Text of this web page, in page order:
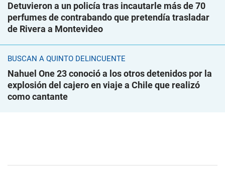
Detuvieron a un policía tras incautarle más de 70
perfumes de contrabando que pretendía trasladar
de Rivera a Montevideo
BUSCAN A QUINTO DELINCUENTE
Nahuel One 23 conoció a los otros detenidos por la
explosión del cajero en viaje a Chile que realizó
como cantante